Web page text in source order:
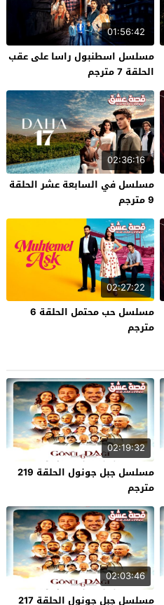
01:56:42
مسلسل اسطنبول راسا على عقب
الحلقة 7 مترجم
02:36:16
مسلسل في السابعة عشر الحلقة
9 مترجم
02:27:22
مسلسل حب محتمل الحلقة 6
مترجم
02:19:32
مسلسل جبل جونول الحلقة 219
مترجم
02:03:46
مسلسل جبل جونول الحلقة 217